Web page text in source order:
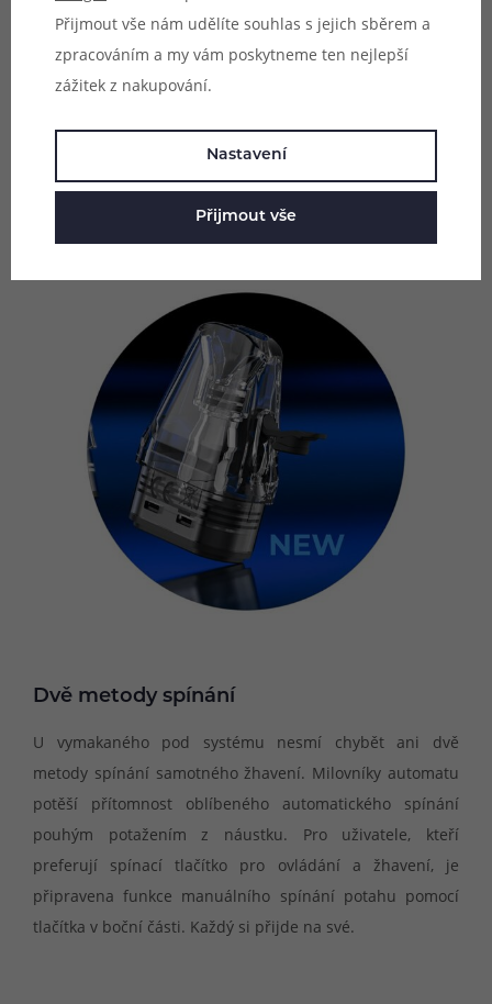
ze série Xlim s označením V3 Top Fill. Tyto cartridge
nabídnou stejně kvalitní chuťové vlastnosti, jako jejich
předchůdci, ovšem přináší přepracovaný systém plnění.
odpojovat cartridge z těla baterie. Jednoduše ji
Dvě metody spínání
U vymakaného pod systému nesmí chybět ani dvě
metody spínání samotného žhavení. Milovníky automatu
potěší přítomnost oblíbeného automatického spínání
pouhým potažením z náustku. Pro uživatele, kteří
preferují spínací tlačítko pro ovládání a žhavení, je
připravena funkce manuálního spínání potahu pomocí
tlačítka v boční části. Každý si přijde na své.
Přijmout vše nám udělíte souhlas s jejich sběrem a
zpracováním a my vám poskytneme ten nejlepší
zážitek z nakupování.
Nastavení
Přijmout vše